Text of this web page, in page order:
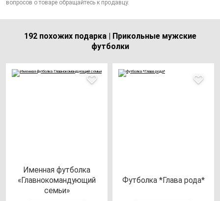
вопросов о товаре обращайтесь к продавцу.
192 похожих подарка | Прикольные мужские
футболки
Имен­ная фут­бол­ка
«Глав­но­ко­ман­ду­ющий
семьи»
Фут­бол­ка *Гла­ва ро­да*